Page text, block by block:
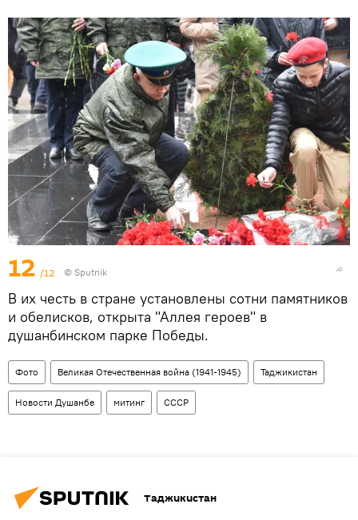
12 /12 © Sputnik
В их честь в стране установлены сотни памятников
и обелисков, открыта "Аллея героев" в
душанбинском парке Победы.
Фото Великая Отечественная война (1941-1945) Таджикистан
Новости Душанбе митинг СССР
Таджикистан